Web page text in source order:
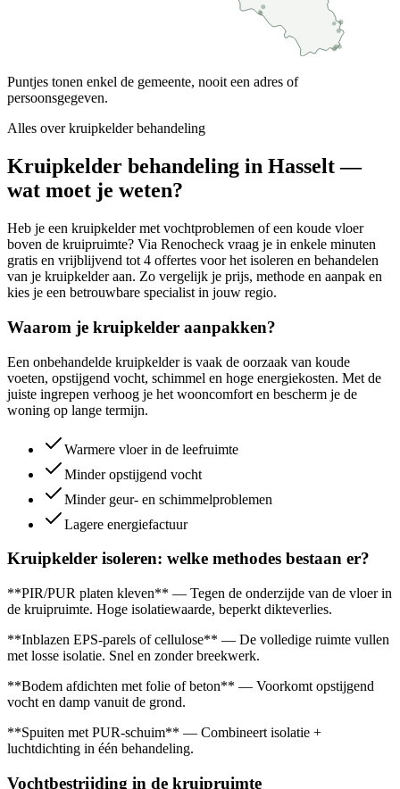
Puntjes tonen enkel de gemeente, nooit een adres of
persoonsgegeven.
Alles overkruipkelder behandeling
Kruipkelder behandeling in Hasselt —
wat moet je weten?
Heb je een kruipkelder met vochtproblemen of een koude vloer
boven de kruipruimte? Via Renocheck vraag je in enkele minuten
gratis en vrijblijvend tot 4 offertes voor het isoleren en behandelen
van je kruipkelder aan. Zo vergelijk je prijs, methode en aanpak en
kies je een betrouwbare specialist in jouw regio.
Waarom je kruipkelder aanpakken?
Een onbehandelde kruipkelder is vaak de oorzaak van koude
voeten, opstijgend vocht, schimmel en hoge energiekosten. Met de
juiste ingrepen verhoog je het wooncomfort en bescherm je de
woning op lange termijn.
Warmere vloer in de leefruimte
Minder opstijgend vocht
Minder geur- en schimmelproblemen
Lagere energiefactuur
Kruipkelder isoleren: welke methodes bestaan er?
**PIR/PUR platen kleven** — Tegen de onderzijde van de vloer in
de kruipruimte. Hoge isolatiewaarde, beperkt dikteverlies.
**Inblazen EPS-parels of cellulose** — De volledige ruimte vullen
met losse isolatie. Snel en zonder breekwerk.
**Bodem afdichten met folie of beton** — Voorkomt opstijgend
vocht en damp vanuit de grond.
**Spuiten met PUR-schuim** — Combineert isolatie +
luchtdichting in één behandeling.
Vochtbestrijding in de kruipruimte